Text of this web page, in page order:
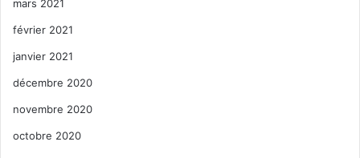
mars 2021
février 2021
janvier 2021
décembre 2020
novembre 2020
octobre 2020